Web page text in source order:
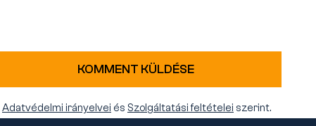
KOMMENT KÜLDÉSE
Adatvédelmi irányelvei és Szolgáltatási feltételei szerint.